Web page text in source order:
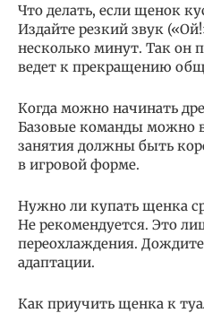
Что делать, если щенок
Издайте резкий звук
несколько минут. Так он
ведет к прекращению
Когда можно начинать
Базовые команды можно
занятия должны быть
в игровой форме.
Нужно ли купать щенка
Не рекомендуется. Это
переохлаждения.
адаптации.
Как приучить щенка к